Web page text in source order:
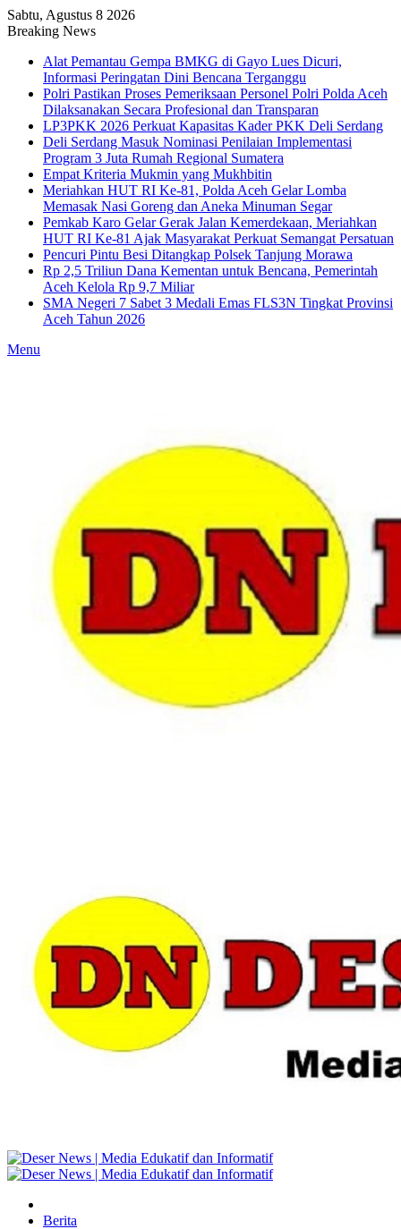
Sabtu, Agustus 8 2026
Breaking News
Alat Pemantau Gempa BMKG di Gayo Lues Dicuri,
Informasi Peringatan Dini Bencana Terganggu
Polri Pastikan Proses Pemeriksaan Personel Polri Polda Aceh
Dilaksanakan Secara Profesional dan Transparan
LP3PKK 2026 Perkuat Kapasitas Kader PKK Deli Serdang
Deli Serdang Masuk Nominasi Penilaian Implementasi
Program 3 Juta Rumah Regional Sumatera
Empat Kriteria Mukmin yang Mukhbitin
Meriahkan HUT RI Ke-81, Polda Aceh Gelar Lomba
Memasak Nasi Goreng dan Aneka Minuman Segar
Pemkab Karo Gelar Gerak Jalan Kemerdekaan, Meriahkan
HUT RI Ke-81 Ajak Masyarakat Perkuat Semangat Persatuan
Pencuri Pintu Besi Ditangkap Polsek Tanjung Morawa
Rp 2,5 Triliun Dana Kementan untuk Bencana, Pemerintah
Aceh Kelola Rp 9,7 Miliar
SMA Negeri 7 Sabet 3 Medali Emas FLS3N Tingkat Provinsi
Aceh Tahun 2026
Menu
Berita